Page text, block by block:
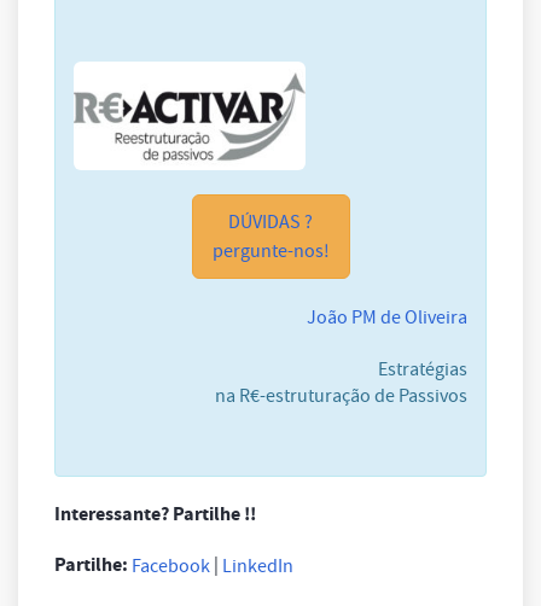
DÚVIDAS ?
pergunte-nos!
João PM de Oliveira
Estratégias
na R€-estruturação de Passivos
Interessante? Partilhe !!
Partilhe: Facebook LinkedIn